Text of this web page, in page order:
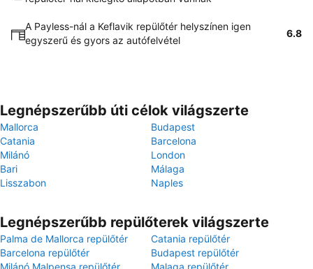
A Payless-nál a Keflavik repülőtér helyszínen igen
egyszerű és gyors az autófelvétel
6.8
Legnépszerűbb úti célok világszerte
Mallorca
Budapest
Catania
Barcelona
Milánó
London
Bari
Málaga
Lisszabon
Naples
Legnépszerűbb repülőterek világszerte
Palma de Mallorca repülőtér
Catania repülőtér
Barcelona repülőtér
Budapest repülőtér
Milánó Malpensa repülőtér
Malaga repülőtér